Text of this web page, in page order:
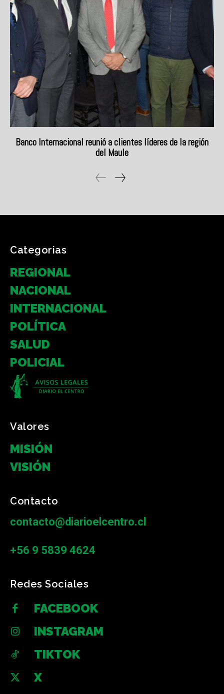
Categorias
REGIONAL
NACIONAL
INTERNACIONAL
POLÍTICA
SALUD
POLICIAL
Valores
MISIÓN
VISIÓN
Contacto
contacto@diarioelcentro.cl
+56 9 5839 4624
Redes Sociales
FACEBOOK
INSTAGRAM
TIKTOK
X